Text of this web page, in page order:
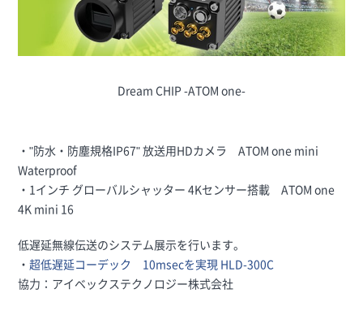
Dream CHIP -ATOM one-
・"防水・防塵規格IP67" 放送用HDカメラ ATOM one mini
Waterproof
・1インチ グローバルシャッター 4Kセンサー搭載 ATOM one
4K mini 16
低遅延無線伝送のシステム展示を行います。
・超低遅延コーデック 10msecを実現 HLD-300C
協力：アイベックステクノロジー株式会社